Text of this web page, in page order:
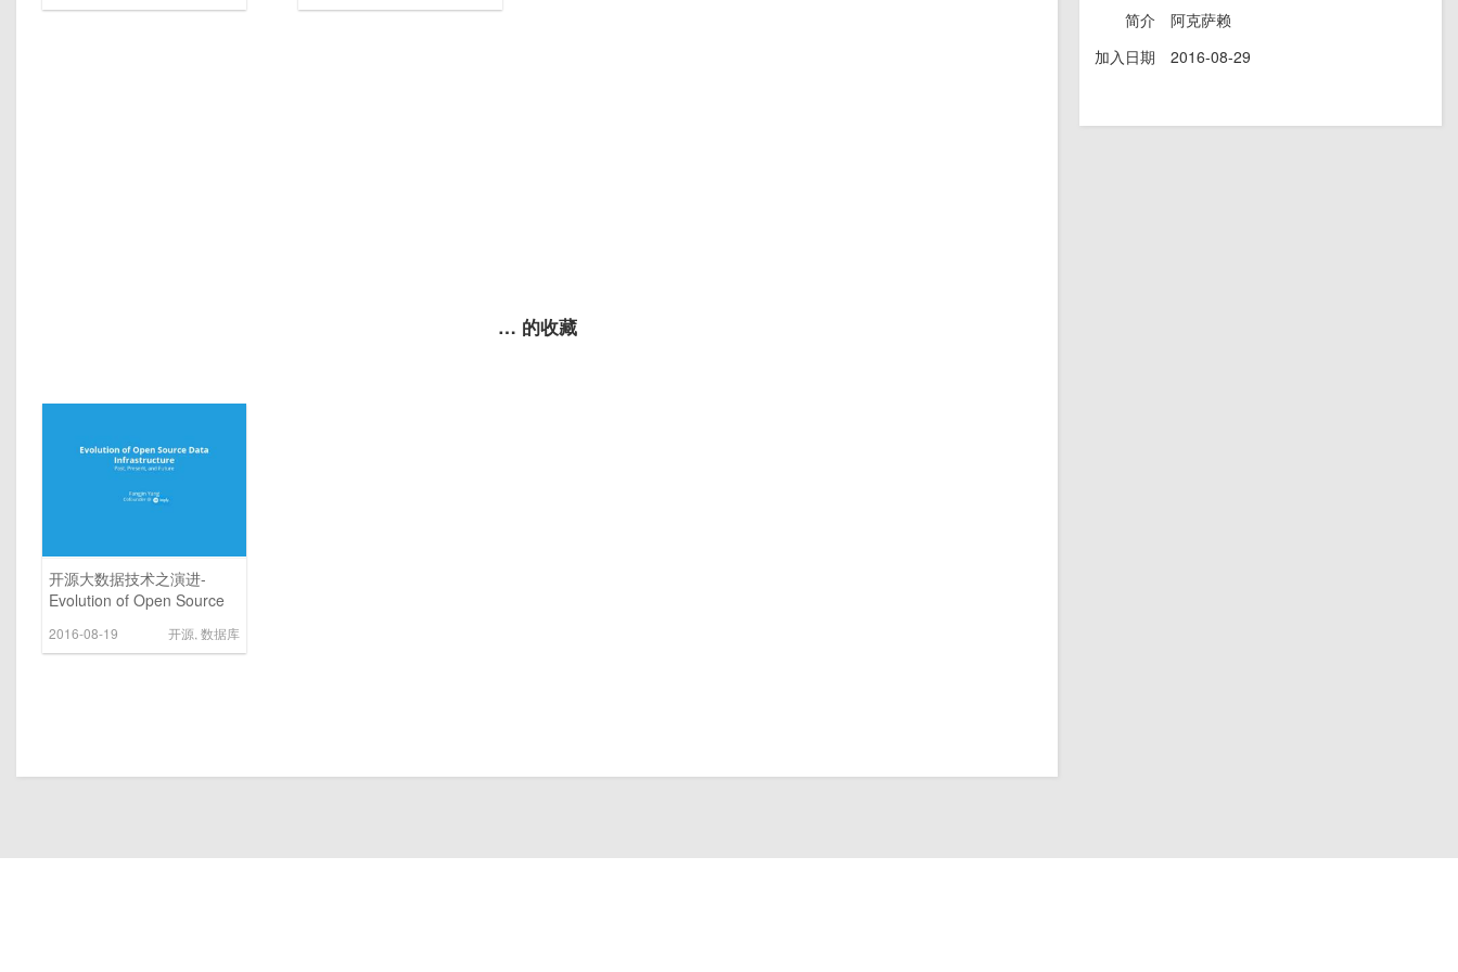
简介
阿克萨赖
加入日期
2016-08-29
… 的收藏
开源大数据技术之演进-
Evolution of Open Source
Present, and Future by
2016-08-19 开源 数据库